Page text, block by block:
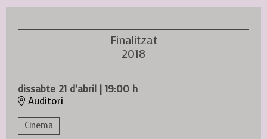
Finalitzat
2018
dissabte 21 d’abril | 19:00 h
Auditori
Cinema